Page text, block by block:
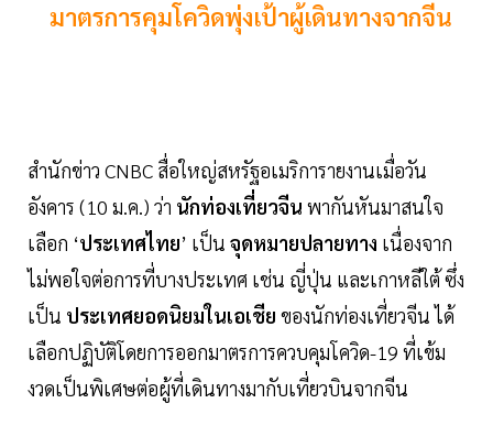
มาตรการคุมโควิดพุ่งเป้าผู้เดินทางจากจีน
สำนักข่าว CNBC สื่อใหญ่สหรัฐอเมริการายงานเมื่อวัน
อังคาร (10 ม.ค.) ว่า นักท่องเที่ยวจีน พากันหันมาสนใจ
เลือก ‘ประเทศไทย’ เป็น จุดหมายปลายทาง เนื่องจาก
ไม่พอใจต่อการที่บางประเทศ เช่น ญี่ปุ่น และเกาหลีใต้ ซึ่ง
เป็น ประเทศยอดนิยมในเอเชีย ของนักท่องเที่ยวจีน ได้
เลือกปฏิบัติโดยการออกมาตรการควบคุมโควิด-19 ที่เข้ม
งวดเป็นพิเศษต่อผู้ที่เดินทางมากับเที่ยวบินจากจีน